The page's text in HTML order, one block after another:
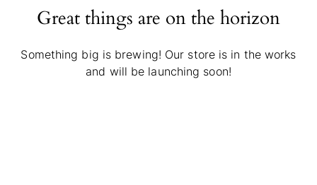
Great things are on the horizon
Something big is brewing! Our store is in the works
and will be launching soon!